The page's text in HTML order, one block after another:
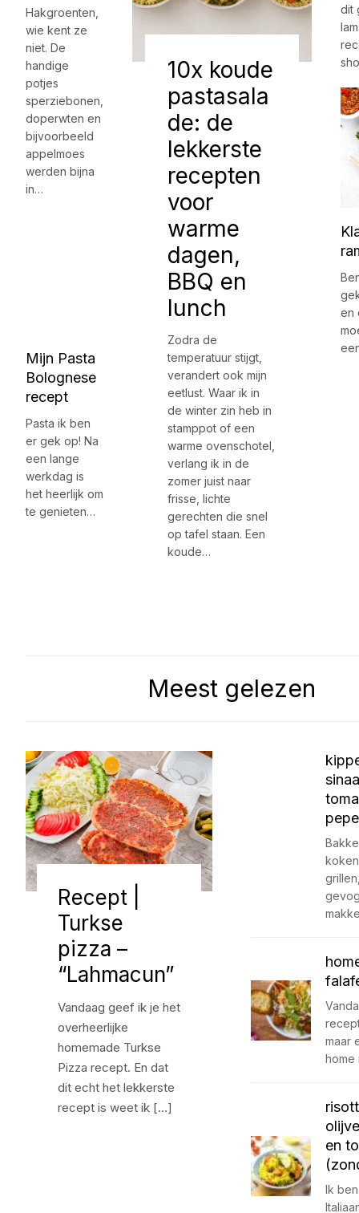
Hakgroenten,
wie kent ze
niet. De
handige
potjes
sperziebonen,
doperwten en
bijvoorbeeld
appelmoes
werden bijna
in…
Mijn Pasta
Bolognese
recept
Pasta ik ben
er gek op! Na
een lange
werkdag is
het heerlijk om
te genieten…
10x koude
pastasala
de: de
lekkerste
recepten
voor
warme
dagen,
BBQ en
lunch
Zodra de
temperatuur stijgt,
verandert ook mijn
eetlust. Waar ik in
de winter zin heb in
stamppot of een
warme ovenschotel,
verlang ik in de
zomer juist naar
frisse, lichte
gerechten die snel
op tafel staan. Een
koude…
dit
en
Meest gelezen
Recept |
Turkse
pizza –
“Lahmacun”
Vandaag geef ik je het
overheerlijke
homemade Turkse
Pizza recept. En dat
dit echt het lekkerste
recept is weet ik […]
maar
home
en
Ik